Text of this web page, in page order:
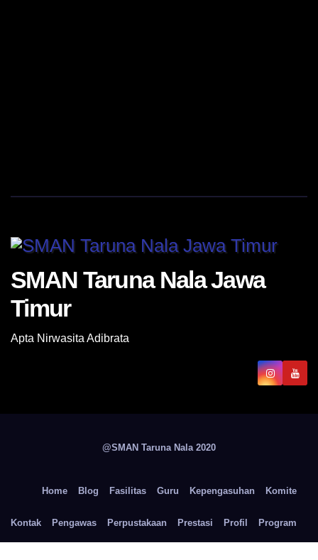
SMAN Taruna Nala Jawa
Timur
Apta Nirwasita Adibrata
@SMAN Taruna Nala 2020
Home Blog Fasilitas Guru Kepengasuhan Komite
Kontak Pengawas Perpustakaan Prestasi Profil Program